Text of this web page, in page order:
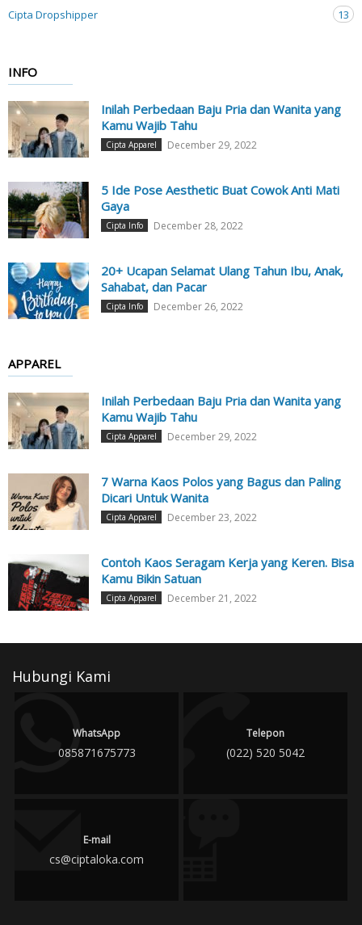
Cipta Dropshipper
13
INFO
Inilah Perbedaan Baju Pria dan Wanita yang
Kamu Wajib Tahu
Cipta Apparel December 29, 2022
5 Ide Pose Aesthetic Buat Cowok Anti Mati
Gaya
Cipta Info December 28, 2022
20+ Ucapan Selamat Ulang Tahun Ibu, Anak,
Sahabat, dan Pacar
Cipta Info December 26, 2022
APPAREL
Inilah Perbedaan Baju Pria dan Wanita yang
Kamu Wajib Tahu
Cipta Apparel December 29, 2022
7 Warna Kaos Polos yang Bagus dan Paling
Dicari Untuk Wanita
Cipta Apparel December 23, 2022
Contoh Kaos Seragam Kerja yang Keren. Bisa
Kamu Bikin Satuan
Cipta Apparel December 21, 2022
Hubungi Kami
WhatsApp
085871675773
Telepon
(022) 520 5042
E-mail
cs@ciptaloka.com